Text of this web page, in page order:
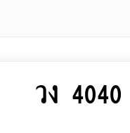
to
วง 4040